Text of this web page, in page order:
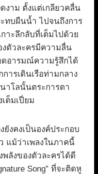
งาม ตั้งแต่เกลียวคลื่น
ทบผืนน้ำ ไปจนถึงการ
าะลึกลับที่เต็มไปด้วย
ตัวละครมีความลื่น
อารมณ์ความรู้สึกได้
ารเดินเรือท่ามกลาง
าโลนั้นตระการตา
ต็มเปี่ยม
งคงเป็นองค์ประกอบ
แม้ว่าเพลงในภาคนี้
พลังของตัวละครได้ดี
Song” ที่จะติดหู